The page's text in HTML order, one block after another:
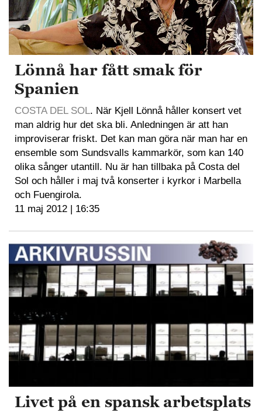
Lönnå har fått smak för
Spanien
COSTA DEL SOL. När Kjell Lönnå håller konsert vet
man aldrig hur det ska bli. Anledningen är att han
improviserar friskt. Det kan man göra när man har en
ensemble som Sundsvalls kammarkör, som kan 140
olika sånger utantill. Nu är han tillbaka på Costa del
Sol och håller i maj två konserter i kyrkor i Marbella
och Fuengirola.
11 maj 2012 | 16:35
Livet på en spansk arbetsplats